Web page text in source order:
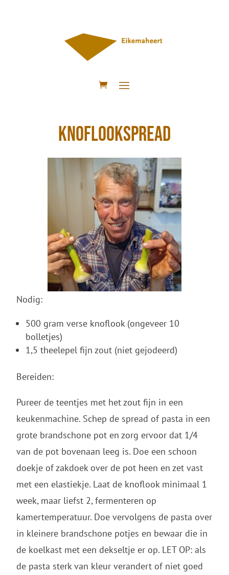
Knoflookspread
Nodig:
500 gram verse knoflook (ongeveer 10
bolletjes)
1,5 theelepel fijn zout (niet gejodeerd)
Bereiden:
Pureer de teentjes met het zout fijn in een
keukenmachine. Schep de spread of pasta in een
grote brandschone pot en zorg ervoor dat 1/4
van de pot bovenaan leeg is. Doe een schoon
doekje of zakdoek over de pot heen en zet vast
met een elastiekje. Laat de knoflook minimaal 1
week, maar liefst 2, fermenteren op
kamertemperatuur. Doe vervolgens de pasta over
in kleinere brandschone potjes en bewaar die in
de koelkast met een dekseltje er op. LET OP: als
de pasta sterk van kleur verandert of niet goed